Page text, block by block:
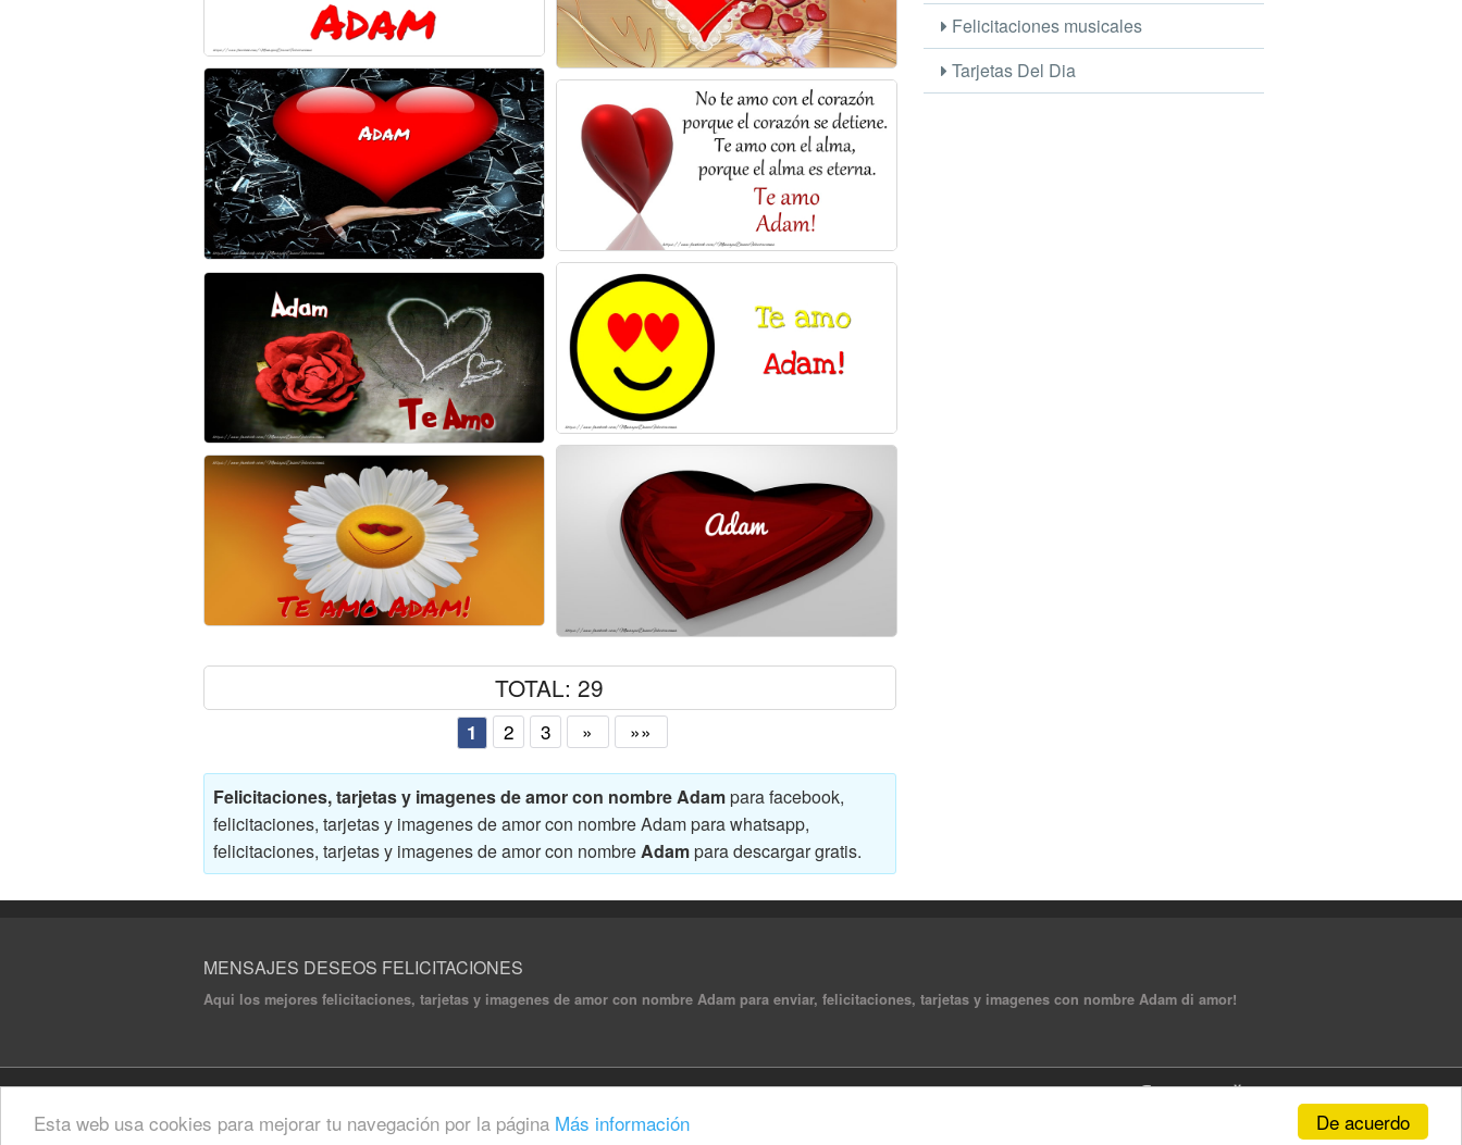
De acuerdo
Esta web usa cookies para mejorar tu navegación por la página Más información
TOTAL: 29
1 2 3 » »»
Felicitaciones, tarjetas y imagenes de amor con nombre Adampara facebook,
felicitaciones, tarjetas y imagenes de amor con nombre Adam para whatsapp,
felicitaciones, tarjetas y imagenes de amor con nombre Adampara descargar gratis.
Felicitaciones musicales
Tarjetas Del Dia
MENSAJES DESEOS FELICITACIONES
Aqui los mejores felicitaciones, tarjetas y imagenes de amor con nombre Adam para enviar, felicitaciones, tarjetas y imagenes con nombre Adam di amor!